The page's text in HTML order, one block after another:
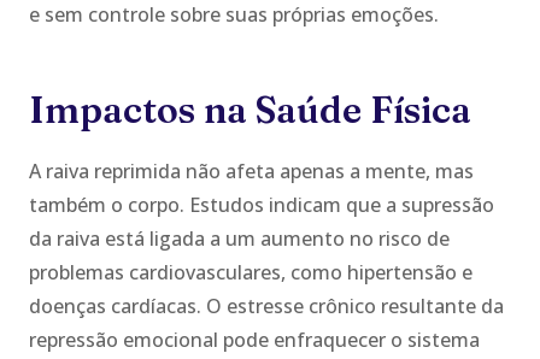
e sem controle sobre suas próprias emoções.
Impactos na Saúde Física
A raiva reprimida não afeta apenas a mente, mas
também o corpo. Estudos indicam que a supressão
da raiva está ligada a um aumento no risco de
problemas cardiovasculares, como hipertensão e
doenças cardíacas. O estresse crônico resultante da
repressão emocional pode enfraquecer o sistema